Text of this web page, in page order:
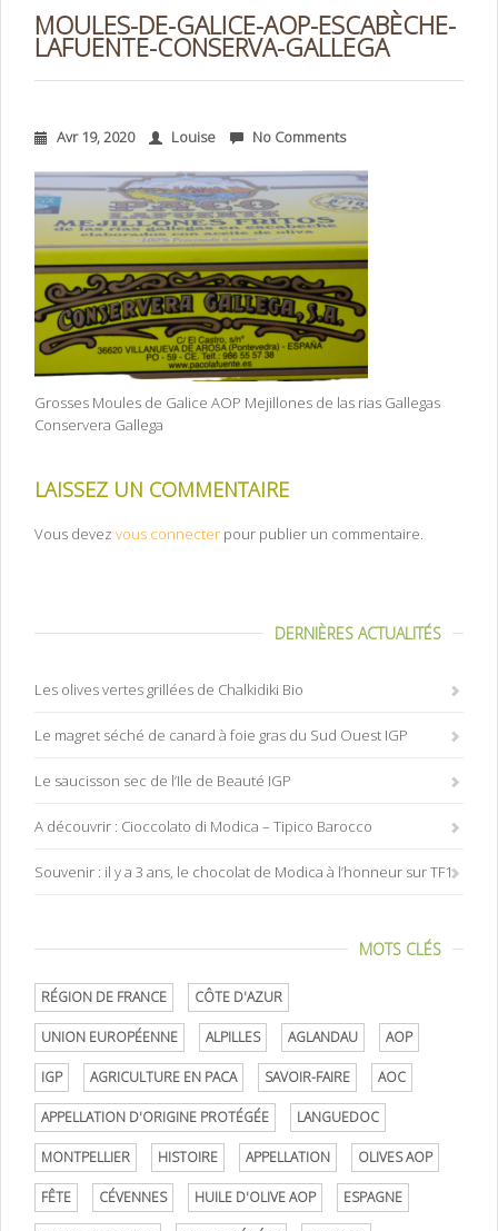
MOULES-DE-GALICE-AOP-ESCABÈCHE-
LAFUENTE-CONSERVA-GALLEGA
Avr 19, 2020 Louise No Comments
Grosses Moules de Galice AOP Mejillones de las rias Gallegas
Conservera Gallega
LAISSEZ UN COMMENTAIRE
Vous devez vous connecter pour publier un commentaire.
DERNIÈRES ACTUALITÉS
Les olives vertes grillées de Chalkidiki Bio
Le magret séché de canard à foie gras du Sud Ouest IGP
Le saucisson sec de l’Ile de Beauté IGP
A découvrir : Cioccolato di Modica – Tipico Barocco
Souvenir : il y a 3 ans, le chocolat de Modica à l’honneur sur TF1
MOTS CLÉS
RÉGION DE FRANCE CÔTE D'AZUR
UNION EUROPÉENNE ALPILLES AGLANDAU AOP
IGP AGRICULTURE EN PACA SAVOIR-FAIRE AOC
APPELLATION D'ORIGINE PROTÉGÉE LANGUEDOC
MONTPELLIER HISTOIRE APPELLATION OLIVES AOP
FÊTE CÉVENNES HUILE D'OLIVE AOP ESPAGNE